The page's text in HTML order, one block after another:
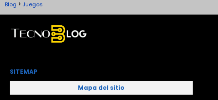
Blog Juegos
SITEMAP
Mapa del sitio